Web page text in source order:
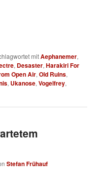
mitAephanemer,
, Desaster,Harakiri For
Open Air,Old Ruins,
, Ukanose,Vogelfrey,
Stefan Frühauf